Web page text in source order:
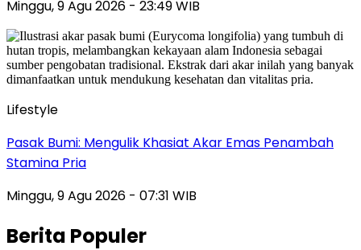
Minggu, 9 Agu 2026 - 23:49 WIB
Lifestyle
Pasak Bumi: Mengulik Khasiat Akar Emas Penambah
Stamina Pria
Minggu, 9 Agu 2026 - 07:31 WIB
Berita Populer